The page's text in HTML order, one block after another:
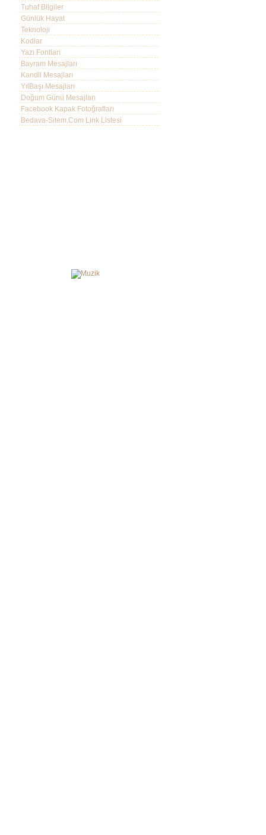
Tuhaf Bilgiler
Günlük Hayat
Teknoloji
Kodlar
Yazı Fontları
Bayram Mesajları
Kandil Mesajları
YılBaşı Mesajları
Doğum Günü Mesajları
Facebook Kapak Fotoğrafları
Bedava-Sitem.Com Link Listesi